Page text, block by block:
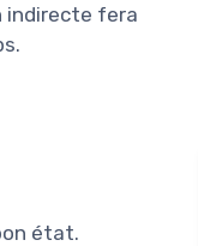
indirecte fera
état.